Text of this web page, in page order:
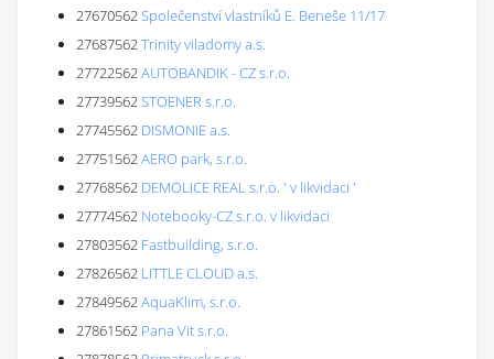
27670562Společenství vlastníků E. Beneše 11/17
27687562Trinity viladomy a.s.
27722562AUTOBANDIK - CZ s.r.o.
27739562STOENER s.r.o.
27745562 DISMONIE a.s.
27751562AERO park, s.r.o.
27768562 DEMOLICE REAL s.r.o. ' v likvidaci '
27774562 Notebooky-CZ s.r.o. v likvidaci
27803562 Fastbuilding, s.r.o.
27826562 LITTLE CLOUD a.s.
27849562AquaKlim, s.r.o.
27861562 Pana Vit s.r.o.